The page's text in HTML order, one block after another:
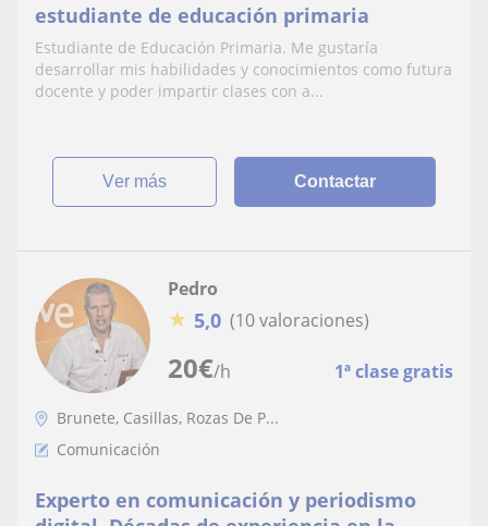
estudiante de educación primaria
Estudiante de Educación Primaria. Me gustaría
desarrollar mis habilidades y conocimientos como futura
docente y poder impartir clases con a...
ver más Contactar
20€/h 1ª clase gratis
Pedro
★ 5,0 (10 valoraciones)
Brunete, Casillas, Rozas De P...
Comunicación
Experto en comunicación y periodismo